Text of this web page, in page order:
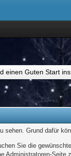
einen Guten Start
Grund dafür
Sie die
Administratoren-